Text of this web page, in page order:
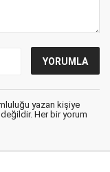
yazan kişiye
Her bir yorum